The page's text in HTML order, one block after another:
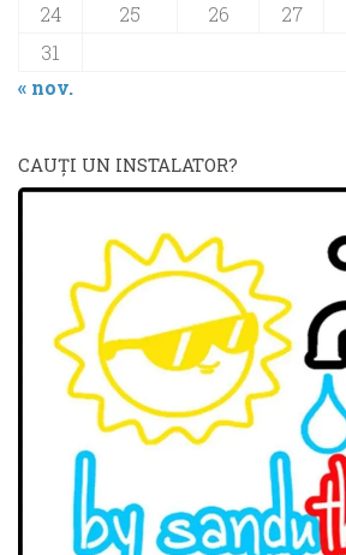
24
25 26 27
31
« nov.
CAUŢI UN INSTALATOR?